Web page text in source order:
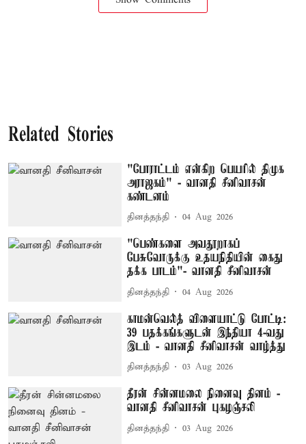
Related Stories
"போராட்டம் என்கிற பெயரில் திமுக
அராஜகம்" - வானதி சீனிவாசன்
கண்டனம்
தினத்தந்தி 04 Aug 2026
"பெண்களை அவதூறாகப்
பேசுவோருக்கு உதயநிதியின் கைது
தக்க பாடம்"- வானதி சீனிவாசன்
தினத்தந்தி 04 Aug 2026
காமன்வெல்த் விளையாட்டு போட்டி:
39 பதக்கங்களுடன் இந்தியா 4-வது
இடம் - வானதி சீனிவாசன் வாழ்த்து
தினத்தந்தி 03 Aug 2026
தீரன் சின்னமலை நினைவு தினம் -
வானதி சீனிவாசன் புகழஞ்சலி
தினத்தந்தி 03 Aug 2026